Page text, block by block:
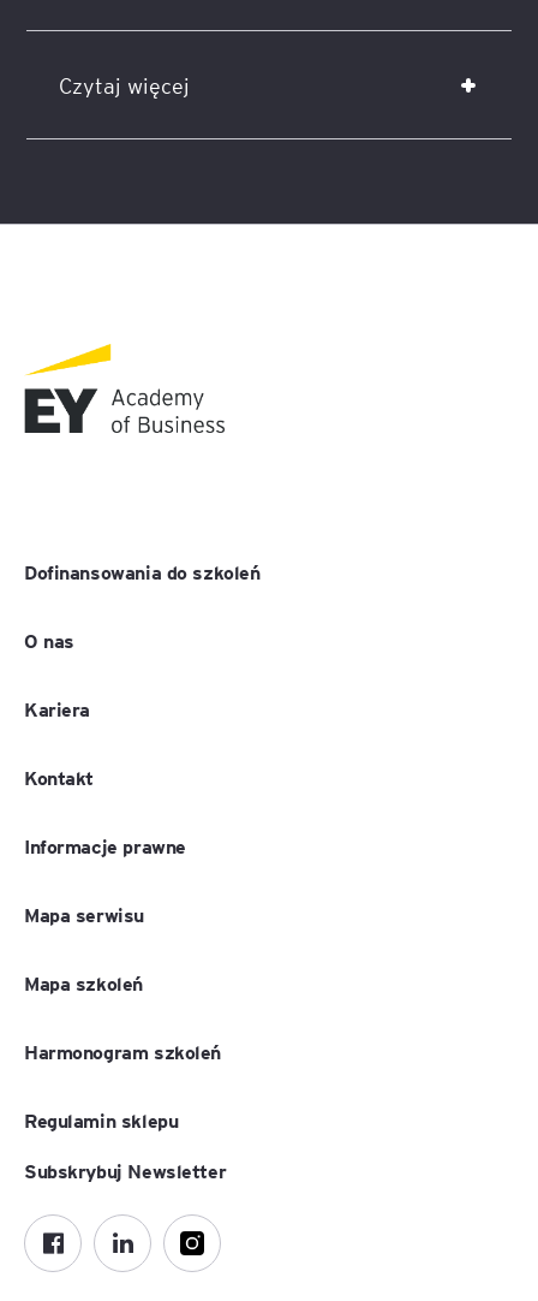
Czytaj więcej
Dofinansowania do szkoleń
O nas
Kariera
Kontakt
Informacje prawne
Mapa serwisu
Mapa szkoleń
Harmonogram szkoleń
Regulamin sklepu
Subskrybuj Newsletter